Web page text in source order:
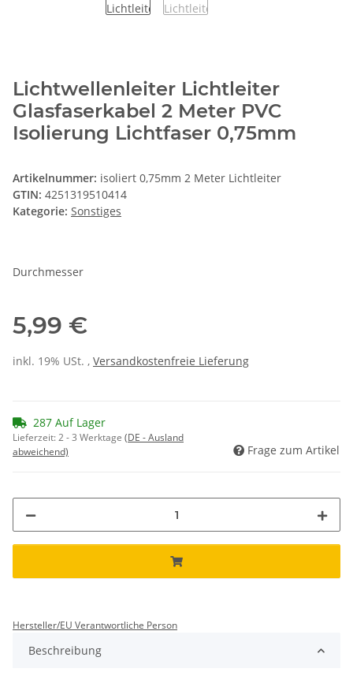
Lichtwellenleiter Lichtleiter
Glasfaserkabel 2 Meter PVC
Isolierung Lichtfaser 0,75mm
Artikelnummer: isoliert 0,75mm 2 Meter Lichtleiter
GTIN: 4251319510414
Kategorie: Sonstiges
Durchmesser
5,99 €
inkl. 19% USt. , Versandkostenfreie Lieferung
287 Auf Lager
Lieferzeit:2 - 3 Werktage (DE - Ausland
abweichend)
Frage zum Artikel
Hersteller/EU Verantwortliche Person
Beschreibung